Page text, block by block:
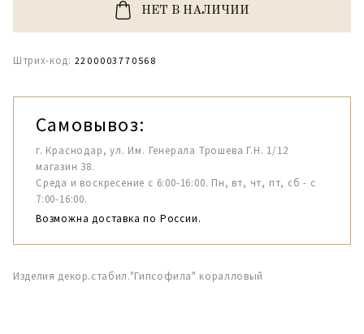
НЕТ В НАЛИЧИИ
Штрих-код: 2200003770568
Самовывоз:
г. Краснодар, ул. Им. Генерала Трошева Г.Н. 1/12
магазин 38.
Среда и воскресение с 6:00-16:00. Пн, вт, чт, пт, сб - с
7:00-16:00.
Возможна доставка по России.
Изделия декор.стабил."Гипсофила" коралловый